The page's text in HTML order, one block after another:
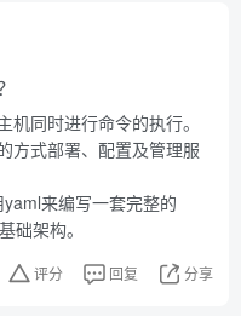
同时进行命令的执行。
方式部署、配置及管理服
来编写一套完整的
础架构。
评分 回复 分享